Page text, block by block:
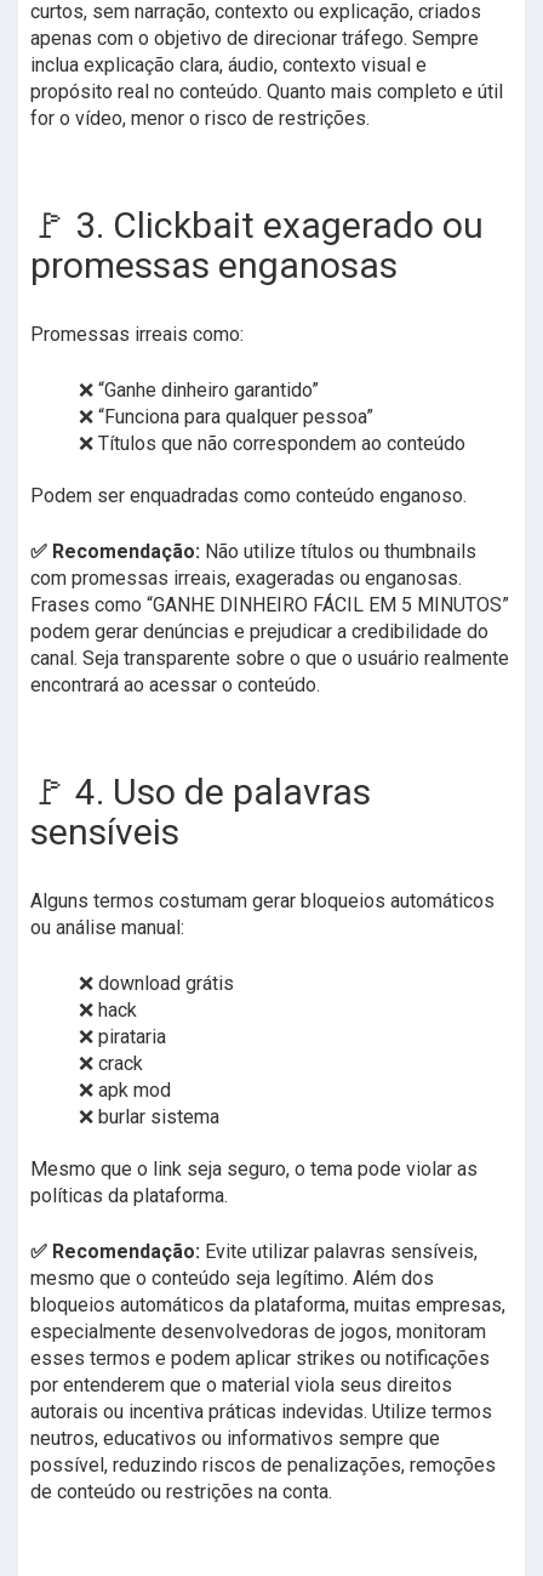
curtos, sem narração, contexto ou explicação, criados
apenas com o objetivo de direcionar tráfego. Sempre
inclua explicação clara, áudio, contexto visual e
propósito real no conteúdo. Quanto mais completo e útil
for o vídeo, menor o risco de restrições.
🚩 3. Clickbait exagerado ou
promessas enganosas
Promessas irreais como:
❌ “Ganhe dinheiro garantido”
❌ “Funciona para qualquer pessoa”
❌ Títulos que não correspondem ao conteúdo
Podem ser enquadradas como conteúdo enganoso.
✅ Recomendação: Não utilize títulos ou thumbnails
com promessas irreais, exageradas ou enganosas.
Frases como “GANHE DINHEIRO FÁCIL EM 5 MINUTOS”
podem gerar denúncias e prejudicar a credibilidade do
canal. Seja transparente sobre o que o usuário realmente
encontrará ao acessar o conteúdo.
🚩 4. Uso de palavras
sensíveis
Alguns termos costumam gerar bloqueios automáticos
ou análise manual:
❌ download grátis
❌ hack
❌ pirataria
❌ crack
❌ apk mod
❌ burlar sistema
Mesmo que o link seja seguro, o tema pode violar as
políticas da plataforma.
✅ Recomendação: Evite utilizar palavras sensíveis,
mesmo que o conteúdo seja legítimo. Além dos
bloqueios automáticos da plataforma, muitas empresas,
especialmente desenvolvedoras de jogos, monitoram
esses termos e podem aplicar strikes ou notificações
por entenderem que o material viola seus direitos
autorais ou incentiva práticas indevidas. Utilize termos
neutros, educativos ou informativos sempre que
possível, reduzindo riscos de penalizações, remoções
de conteúdo ou restrições na conta.